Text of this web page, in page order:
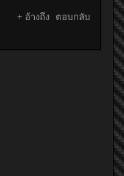
+ อ้างถึง ตอบกลับ